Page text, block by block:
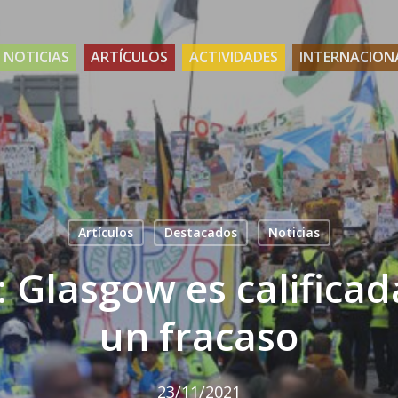
NOTICIAS ARTÍCULOS ACTIVIDADES
Artículos Destacados Noticias
Glasgow es
un fracaso
23/11/2021